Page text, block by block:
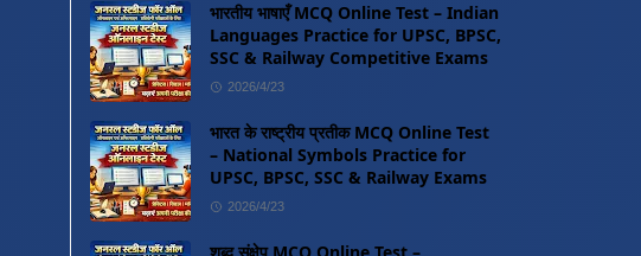
भारतीय भाषाएँ MCQ Online Test – Indian
Languages Practice for UPSC, BPSC,
SSC & Railway Competitive Exams
2026/4/23
भारत के राष्ट्रीय प्रतीक MCQ Online Test
– National Symbols Practice for
UPSC, BPSC, SSC & Railway Exams
2026/4/23